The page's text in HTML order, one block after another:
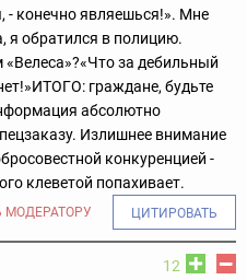
- конечно являешься!». Мне
я обратился в полицию.
«Велеса»?«Что за дебильный
ИТОГО: граждане, будьте
абсолютно
Излишнее внимание
конкуренцией -
клеветой попахивает.
ЦИТИРОВАТЬ
12